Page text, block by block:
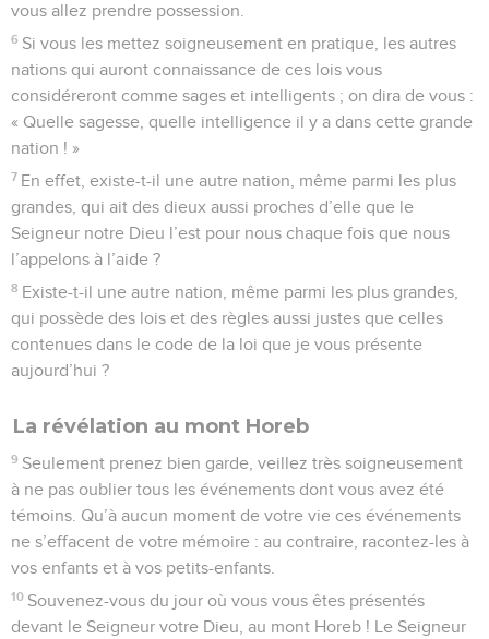
vous allez prendre possession.
6 Si vous les mettez soigneusement en pratique, les autres
nations qui auront connaissance de ces lois vous
considéreront comme sages et intelligents ; on dira de vous :
« Quelle sagesse, quelle intelligence il y a dans cette grande
nation ! »
7 En effet, existe-t-il une autre nation, même parmi les plus
grandes, qui ait des dieux aussi proches d’elle que le
Seigneur notre Dieu l’est pour nous chaque fois que nous
l’appelons à l’aide ?
8 Existe-t-il une autre nation, même parmi les plus grandes,
qui possède des lois et des règles aussi justes que celles
contenues dans le code de la loi que je vous présente
aujourd’hui ?
La révélation au mont Horeb
9 Seulement prenez bien garde, veillez très soigneusement
à ne pas oublier tous les événements dont vous avez été
témoins. Qu’à aucun moment de votre vie ces événements
ne s’effacent de votre mémoire : au contraire, racontez-les à
vos enfants et à vos petits-enfants.
10 Souvenez-vous du jour où vous vous êtes présentés
devant le Seigneur votre Dieu, au mont Horeb ! Le Seigneur